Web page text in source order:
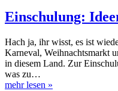
Einschulung:
Hach ja, ihr wisst, es ist
Karneval, Weihnachtsmarkt
in diesem Land. Zur
was zu…
mehr lesen »